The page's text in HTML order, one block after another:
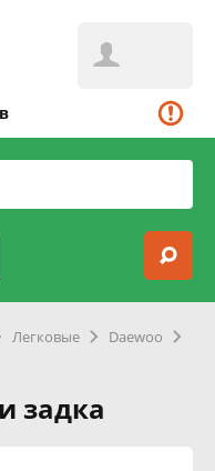
Легковые
Daewoo
задка